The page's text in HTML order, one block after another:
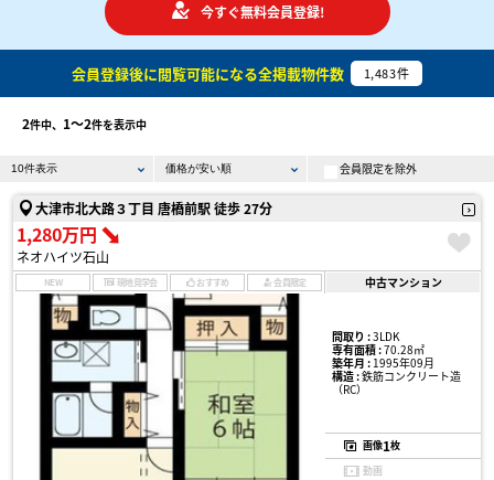
今すぐ無料会員登録!
会員登録後に閲覧可能になる全掲載物件数 1,483件
2件中、 1〜2件を表示中
会員限定を除外
大津市北大路３丁目 唐橋前駅 徒歩 27分
1,280万円
ネオハイツ石山
NEW 現地見学会 おすすめ 会員限定 中古マンション
間取り :3LDK
専有面積 :70.28㎡
築年月 :1995年09月
構造 :鉄筋コンクリート造
（RC）
画像1枚
動画